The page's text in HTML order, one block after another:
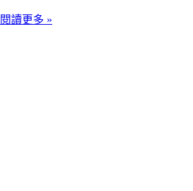
閱讀更多 »